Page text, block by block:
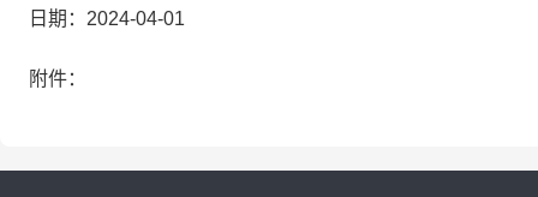
日期：2024-04-01
附件：